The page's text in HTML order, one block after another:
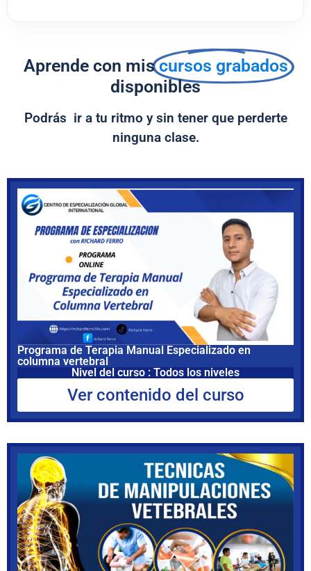
Aprende con miscursos grabados
disponibles
Podrás ir a tu ritmo y sin tener que perderte
ninguna clase.
Programa de Terapia Manual Especializado en
columna vertebral
Nivel del curso : Todos los niveles
Ver contenido del curso